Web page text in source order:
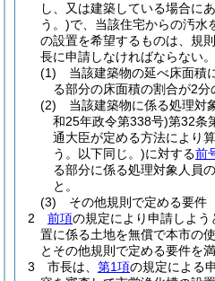
し、又は建築している場合に
う。)で、当該住宅からの汚水
の設置を希望するものは、規
長に申請しなければならない。
(1)
当該建築物の延べ床面積
る部分の床面積の割合が2分
(2)
当該建築物に係る処理対
和25年政令第338号)第32条
通大臣が定める方法により
う。以下同じ。)に対する前
る部分に係る処理対象人員
と。
(3)
その他規則で定める要件
2
前項の規定により申請しよ
置に係る土地を無償で本市の
とその他規則で定める要件を
3
市長は、 第1項の規定による